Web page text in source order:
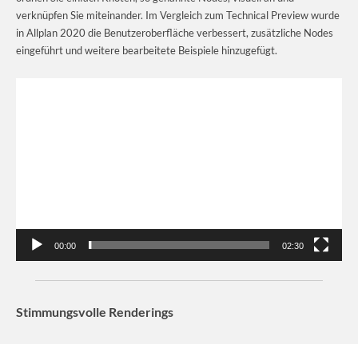
verknüpfen Sie miteinander. Im Vergleich zum Technical Preview wurde
in Allplan 2020 die Benutzeroberfläche verbessert, zusätzliche Nodes
eingeführt und weitere bearbeitete Beispiele hinzugefügt.
00:00 02:30
Stimmungsvolle Renderings